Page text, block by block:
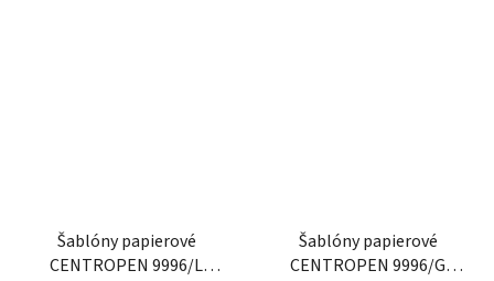
Šablóny papierové
CENTROPEN 9996/L
Šablóny papierové
CENTROPEN 9996/G